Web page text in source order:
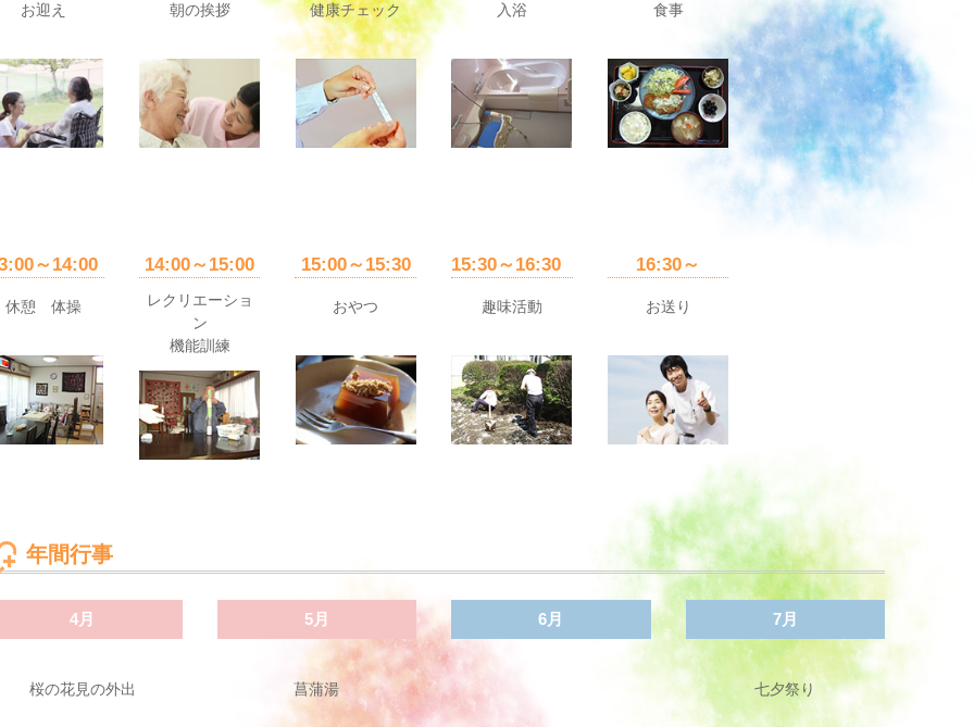
お迎え 朝の挨拶 健康チェック 入浴 食事
～14:00
休憩 体操
14:00～15:00
レクリエーショ
ン
機能訓練
15:00～15:30
おやつ
15:30～16:30
趣味活動
16:30～
お送り
年間行事
4月
桜の花見の外出
5月
菖蒲湯
6月 7月
七夕祭り